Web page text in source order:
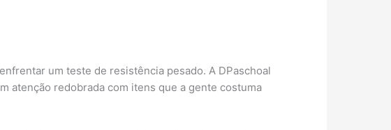
um teste de resistência pesado. A DPaschoal
atenção redobrada com itens que a gente costuma